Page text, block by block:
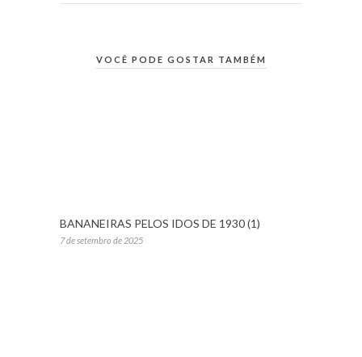
VOCÊ PODE GOSTAR TAMBÉM
BANANEIRAS PELOS IDOS DE 1930 (1)
7 de setembro de 2025